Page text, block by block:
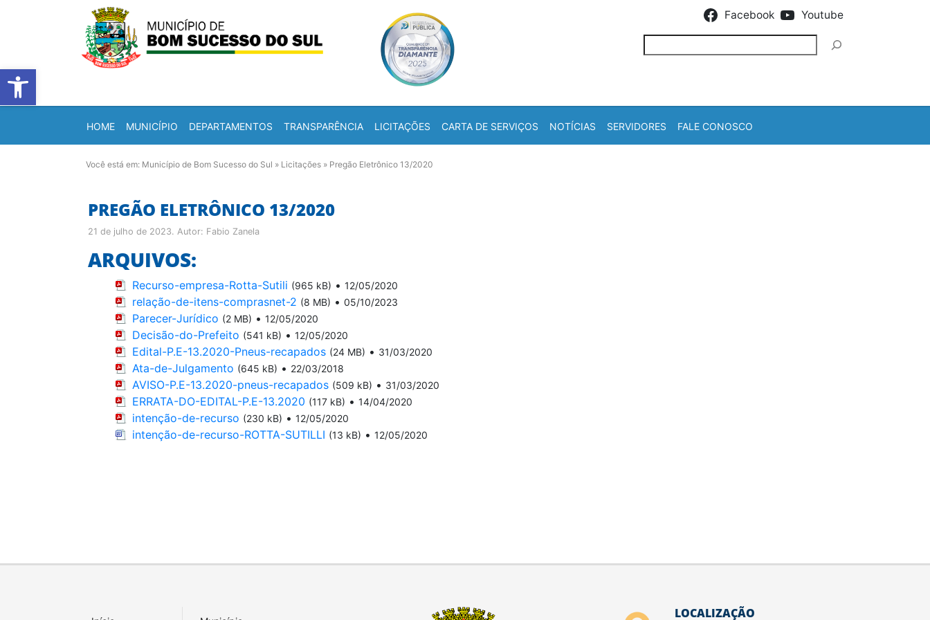
Barra de Ferramentas Aberta
Facebook Youtube
HOME MUNICÍPIO DEPARTAMENTOS TRANSPARÊNCIA LICITAÇÕES CARTA DE SERVIÇOS NOTÍCIAS SERVIDORES FALE CONOSCO
Você está em: Município de Bom Sucesso do Sul » Licitações » Pregão Eletrônico 13/2020
PREGÃO ELETRÔNICO 13/2020
21 de julho de 2023. Autor: Fabio Zanela
ARQUIVOS:
Recurso-empresa-Rotta-Sutili (965 kB) • 12/05/2020
relação-de-itens-comprasnet-2 (8 MB) • 05/10/2023
Parecer-Jurídico (2 MB) • 12/05/2020
Decisão-do-Prefeito (541 kB) • 12/05/2020
Edital-P.E-13.2020-Pneus-recapados (24 MB) • 31/03/2020
Ata-de-Julgamento (645 kB) • 22/03/2018
AVISO-P.E-13.2020-pneus-recapados (509 kB) • 31/03/2020
ERRATA-DO-EDITAL-P.E-13.2020 (117 kB) • 14/04/2020
intenção-de-recurso (230 kB) • 12/05/2020
intenção-de-recurso-ROTTA-SUTILLI (13 kB) • 12/05/2020
LOCALIZAÇÃO